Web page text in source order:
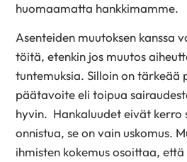
huomaamatta hankkimamme.
Asenteiden muutoksen kanssa
töitä, etenkin jos muutos
tuntemuksia. Silloin on tärkeää
päätavoite eli toipua
hyvin. Hankaluudet eivät kerro
onnistua, se on vain uskomus.
ihmisten kokemus osoittaa,